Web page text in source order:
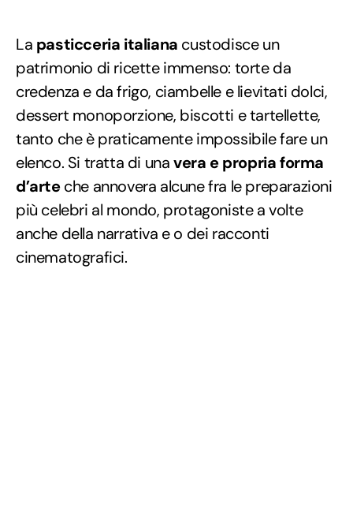
La pasticceria italiana custodisce un
patrimonio di ricette immenso: torte da
credenza e da frigo, ciambelle e lievitati dolci,
dessert monoporzione, biscotti e tartellette,
tanto che è praticamente impossibile fare un
elenco. Si tratta di unavera e propria forma
d’arteche annovera alcune fra le preparazioni
più celebri al mondo, protagoniste a volte
anche della narrativa e o dei racconti
cinematografici.